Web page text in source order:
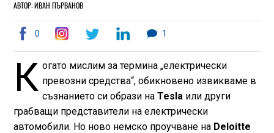
АВТОР: ИВАН ПЪРВАНОВ
0 1
К огато мислим за термина „електрически
превозни средства“, обикновено извикваме в
съзнанието си образи наTesla или други
грабващи представители на електрически
автомобили. Но ново немско проучване на Deloitte